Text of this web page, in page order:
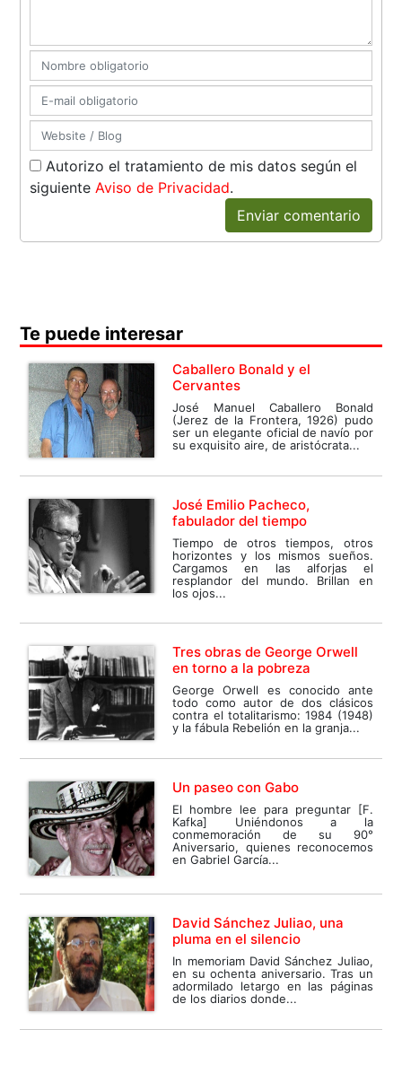
Autorizo el tratamiento de mis datos según el
siguienteAviso de Privacidad.
Enviar comentario
Te puede interesar
Caballero Bonald y el
Cervantes
José Manuel Caballero Bonald
(Jerez de la Frontera, 1926) pudo
ser un elegante oficial de navío por
su exquisito aire, de aristócrata...
José Emilio Pacheco,
fabulador del tiempo
Tiempo de otros tiempos, otros
horizontes y los mismos sueños.
Cargamos en las alforjas el
resplandor del mundo. Brillan en
los ojos...
Tres obras de George Orwell
en torno a la pobreza
George Orwell es conocido ante
todo como autor de dos clásicos
contra el totalitarismo: 1984 (1948)
y la fábula Rebelión en la granja...
Un paseo con Gabo
El hombre lee para preguntar [F.
Kafka] Uniéndonos a la
conmemoración de su 90°
Aniversario, quienes reconocemos
en Gabriel García...
David Sánchez Juliao, una
pluma en el silencio
In memoriam David Sánchez Juliao,
en su ochenta aniversario. Tras un
adormilado letargo en las páginas
de los diarios donde...